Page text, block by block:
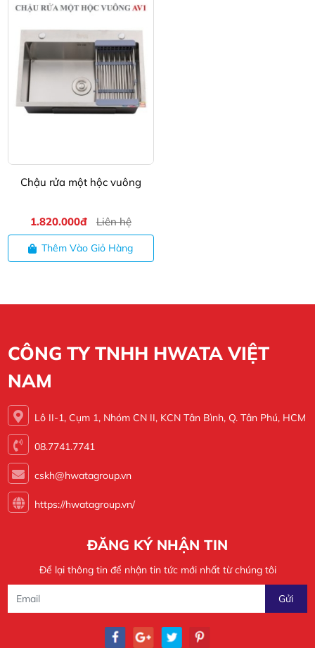
Chậu rửa một hộc vuông
1.820.000đ Liên hệ
Thêm Vào Giỏ Hàng
CÔNG TY TNHH HWATA VIỆT
NAM
Lô II-1, Cụm 1, Nhóm CN II, KCN Tân Bình, Q. Tân Phú, HCM
08.7741.7741
cskh@hwatagroup.vn
https://hwatagroup.vn/
ĐĂNG KÝ NHẬN TIN
Để lại thông tin để nhận tin tức mới nhất từ chúng tôi